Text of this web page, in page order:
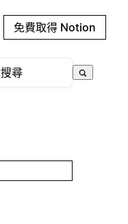
免費取得 Notion